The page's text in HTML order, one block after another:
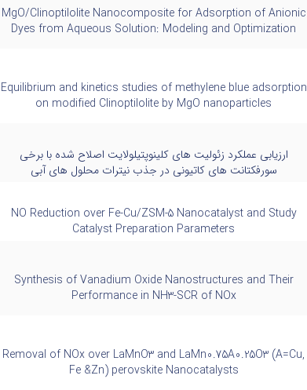
MgO/Clinoptilolite Nanocomposite for Adsorption of Anionic
Dyes from Aqueous Solution: Modeling and Optimization
Equilibrium and kinetics studies of methylene blue adsorption
on modified Clinoptilolite by MgO nanoparticles
ارزیابی عملکرد زئولیت های کلینوپتیلولایت اصلاح شده با برخی
سورفکتانت های کاتیونی در جذب نیترات محلول های آبی
NO Reduction over Fe-Cu/ZSM-5 Nanocatalyst and Study
Catalyst Preparation Parameters
Synthesis of Vanadium Oxide Nanostructures and Their
Performance in NH3-SCR of NOx
Removal of NOx over LaMnO3 and LaMn0.75A0.25O3 (A=Cu,
Fe &Zn) perovskite Nanocatalysts